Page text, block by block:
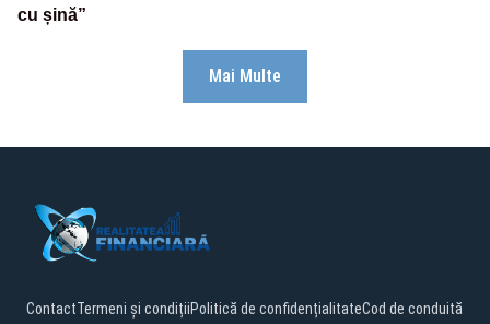
cu șină”
Mai Multe
ContactTermeni și condițiiPolitică de confidențialitateCod de conduită